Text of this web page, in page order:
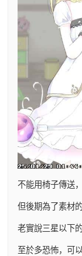
不能用椅子傳送
但後期為了素材
老實說三星以下
至於多恐怖，可